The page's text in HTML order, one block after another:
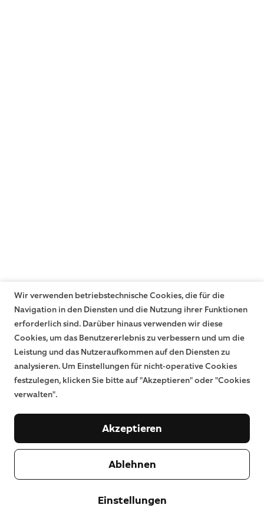
Wir verwenden betriebstechnische Cookies, die für die
Navigation in den Diensten und die Nutzung ihrer Funktionen
erforderlich sind. Darüber hinaus verwenden wir diese
Cookies, um das Benutzererlebnis zu verbessern und um die
Leistung und das Nutzeraufkommen auf den Diensten zu
analysieren. Um Einstellungen für nicht-operative Cookies
festzulegen, klicken Sie bitte auf "Akzeptieren" oder "Cookies
verwalten".
Einstellungen
Ablehnen
Akzeptieren